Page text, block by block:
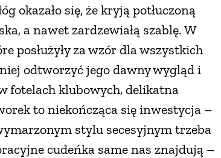
okazało się, że kryją potłuczoną
a nawet zardzewiałą szablę. W
posłużyły za wzór dla wszystkich
odtworzyć jego dawny wygląd i
fotelach klubowych, delikatna
to niekończąca się inwestycja –
stylu secesyjnym trzeba
cudeńka same nas znajdują –